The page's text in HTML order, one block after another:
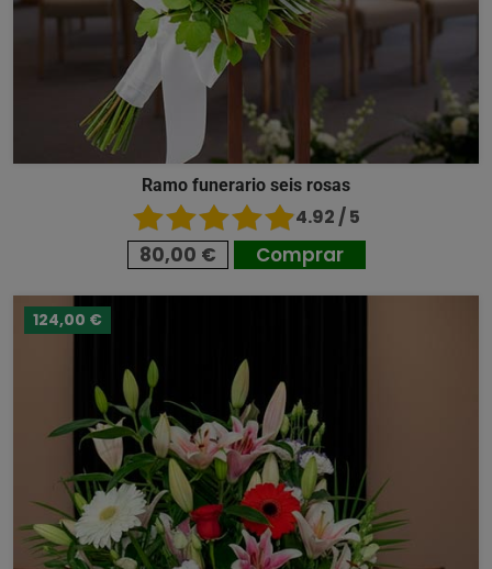
Ramo funerario seis rosas
4.92 / 5
80,00 € Comprar
124,00 €